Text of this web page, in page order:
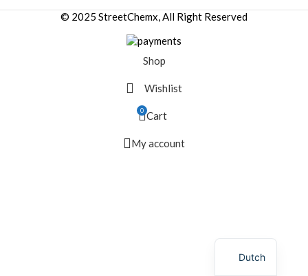
© 2025 StreetChemx, All Right Reserved
Shop
Wishlist
0 Cart
My account
Dutch